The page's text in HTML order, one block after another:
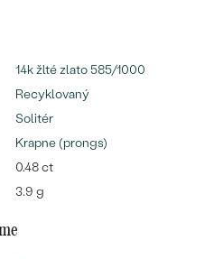
14k žlté zlato 585/1000
Recyklovaný
Solitér
Krapne (prongs)
0.48 ct
3.9 g